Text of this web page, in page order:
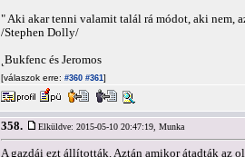
" Aki akar tenni valamit talál rá módot, aki nem,
/Stephen Dolly/
˛Bukfenc és Jeromos
[válaszok erre: #360 #361]
358. Elküldve: 2015-05-10 20:47:19, Munka
A gazdái ezt állították. Aztán amikor átadták az